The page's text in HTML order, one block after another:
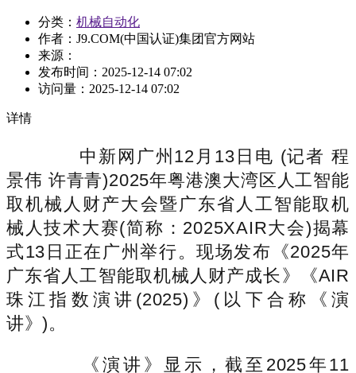
分类： 机械自动化
作者：J9.COM(中国认证)集团官方网站
来源：
发布时间： 2025-12-14 07:02
访问量： 2025-12-14 07:02
详情
中新网广州12月13日电 (记者 程
景伟 许青青)2025年粤港澳大湾区人工智能
取机械人财产大会暨广东省人工智能取机
械人技术大赛(简称：2025XAIR大会)揭幕
式13日正在广州举行。现场发布《2025年
广东省人工智能取机械人财产成长》《AIR
珠江指数演讲(2025)》(以下合称《演
讲》)。
《演讲》显示，截至2025年11